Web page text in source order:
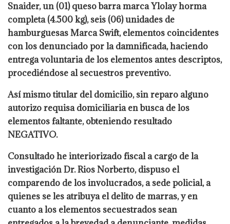
Snaider, un (01) queso barra marca Ylolay horma
completa (4.500 kg), seis (06) unidades de
hamburguesas Marca Swift, elementos coincidentes
con los denunciado por la damnificada, haciendo
entrega voluntaria de los elementos antes descriptos,
procediéndose al secuestros preventivo.
Así mismo titular del domicilio, sin reparo alguno
autorizo requisa domiciliaria en busca de los
elementos faltante, obteniendo resultado
NEGATIVO.
Consultado he interiorizado fiscal a cargo de la
investigación Dr. Rios Norberto, dispuso el
comparendo de los involucrados, a sede policial, a
quienes se les atribuya el delito de marras, y en
cuanto a los elementos secuestrados sean